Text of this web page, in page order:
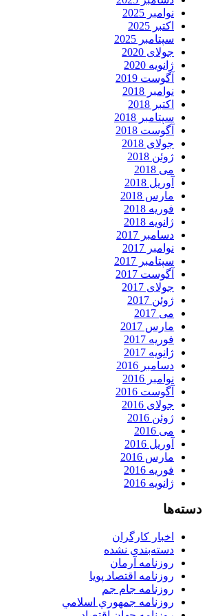
نوامبر 2025
اکتبر 2025
سپتامبر 2025
جولای 2020
ژانویه 2020
آگوست 2019
نوامبر 2018
اکتبر 2018
سپتامبر 2018
آگوست 2018
جولای 2018
ژوئن 2018
می 2018
آوریل 2018
مارس 2018
فوریه 2018
ژانویه 2018
دسامبر 2017
نوامبر 2017
سپتامبر 2017
آگوست 2017
جولای 2017
ژوئن 2017
می 2017
مارس 2017
فوریه 2017
ژانویه 2017
دسامبر 2016
نوامبر 2016
آگوست 2016
جولای 2016
ژوئن 2016
می 2016
آوریل 2016
مارس 2016
فوریه 2016
ژانویه 2016
دسته‌ها
اخبار کارگران
دسته‌بندی نشده
روزنامه آرمان
روزنامه اقتصاد پویا
روزنامه جام جم
روزنامه جمهوري اسلامي